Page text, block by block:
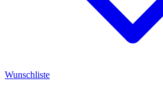
Wunschliste